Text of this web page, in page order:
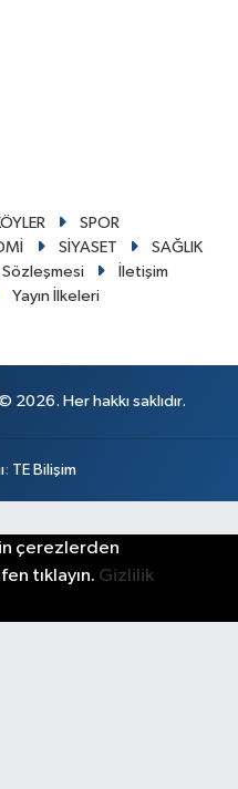
SPOR
SİYASET
SAĞLIK
İletişim
Yayın İlkeleri
2026. Her hakkı saklıdır.
: TE Bilişim
çerezlerden
tıklayın. Gizlilik